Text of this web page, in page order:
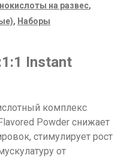
на развес,
, Наборы
Instant
комплекс
Powder снижает
стимулирует рост
от